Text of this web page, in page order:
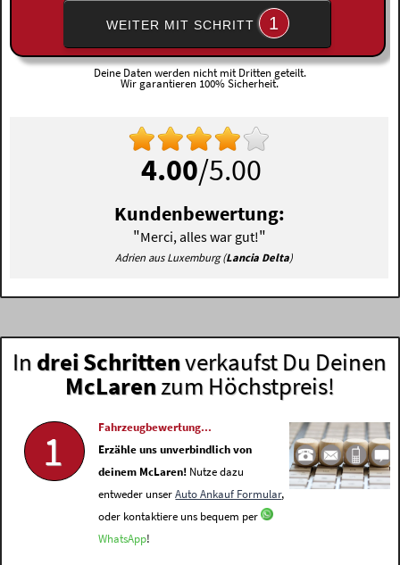
WEITER MIT SCHRITT 1
Deine Daten werden nicht mit Dritten geteilt.
Wir garantieren 100% Sicherheit.
4.00/5.00
Kundenbewertung:
"Merci, alles war gut!"
Adrien aus Luxemburg (Lancia Delta)
In drei Schrittenverkaufst Du Deinen
McLarenzum Höchstpreis!
1
Fahrzeugbewertung...
Erzähle uns unverbindlich von
deinem McLaren! Nutze dazu
entweder unserAuto Ankauf Formular,
oder kontaktiere uns bequem per
WhatsApp!